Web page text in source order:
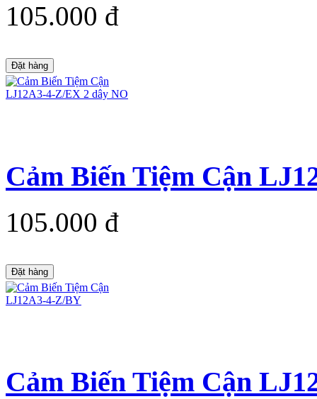
105.000 đ
Đặt hàng
Cảm Biến Tiệm Cận
105.000 đ
Đặt hàng
Cảm Biến Tiệm Cận